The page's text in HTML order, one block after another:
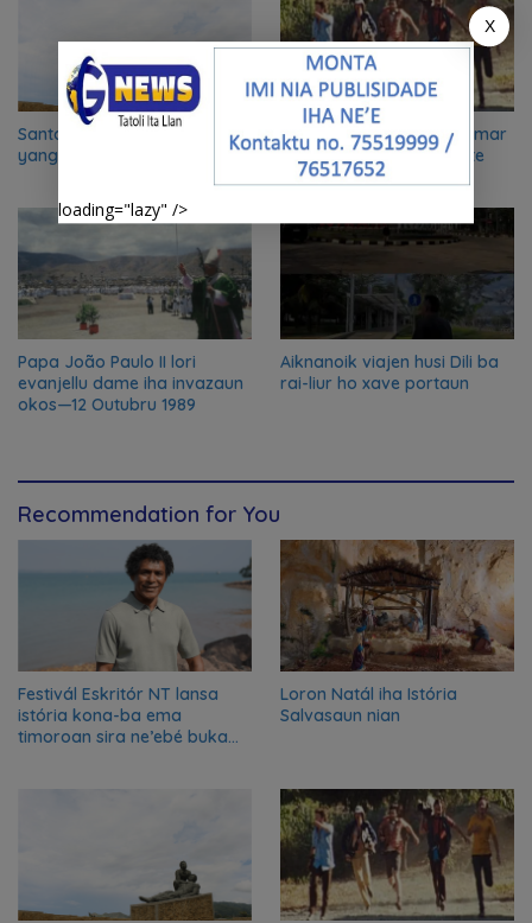
Santa Cruz “12Nov91”: luka
yang menjadi negeri
Trajédia Balibo 1975: Klamar
Lima, Lia-loos ida la mate
Papa João Paulo II lori
evanjellu dame iha invazaun
okos—12 Outubru 1989
Aiknanoik viajen husi Dili ba
rai-liur ho xave portaun
Recommendation for You
Festivál Eskritór NT lansa
istória kona-ba ema
timoroan sira ne’ebé buka
Loron Natál iha Istória
Salvasaun nian
X
loading="lazy" />